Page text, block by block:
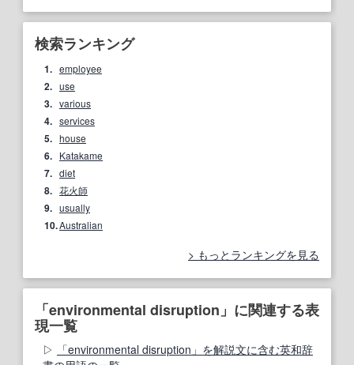
検索ランキング
1. employee
2. use
3. various
4. services
5. house
6. Katakame
7. diet
8. 花火師
9. usually
10.Australian
もっとランキングを見る
「environmental disruption」に関連する表
現一覧
「environmental disruption」を解説文に含む英和辞